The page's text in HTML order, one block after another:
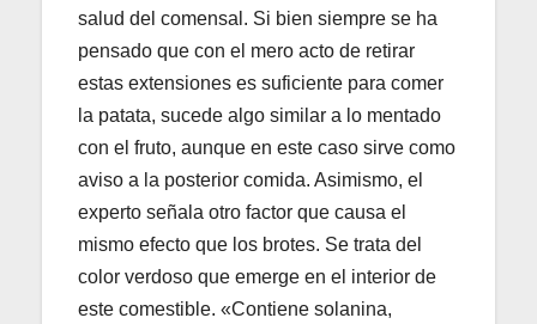
salud del comensal. Si bien siempre se ha
pensado que con el mero acto de retirar
estas extensiones es suficiente para comer
la patata, sucede algo similar a lo mentado
con el fruto, aunque en este caso sirve como
aviso a la posterior comida. Asimismo, el
experto señala otro factor que causa el
mismo efecto que los brotes. Se trata del
color verdoso que emerge en el interior de
este comestible. «Contiene solanina,